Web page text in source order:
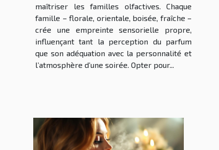
maîtriser les familles olfactives. Chaque
famille – florale, orientale, boisée, fraîche –
crée une empreinte sensorielle propre,
influençant tant la perception du parfum
que son adéquation avec la personnalité et
l’atmosphère d’une soirée. Opter pour...